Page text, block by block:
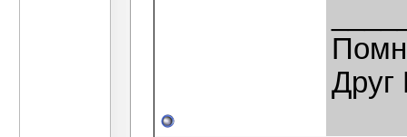
Друг